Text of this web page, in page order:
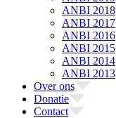
ANBI 2018
ANBI 2017
ANBI 2016
ANBI 2015
ANBI 2014
ANBI 2013
Over ons
Donatie
Contact